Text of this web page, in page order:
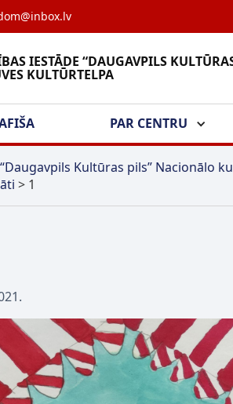
IESTĀDE “DAUGAVPILS
KULTŪRTELPA
PAR CENTRU
Kultūras pils” Nacionālo
> 1